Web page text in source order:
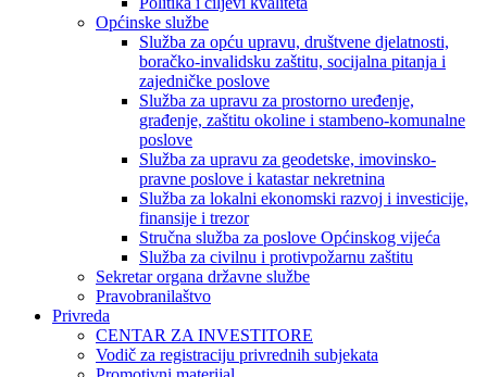
Općinske službe
Služba za opću upravu, društvene djelatnosti,
boračko-invalidsku zaštitu, socijalna pitanja i
zajedničke poslove
Služba za upravu za prostorno uređenje,
građenje, zaštitu okoline i stambeno-komunalne
poslove
Služba za upravu za geodetske, imovinsko-
pravne poslove i katastar nekretnina
Služba za lokalni ekonomski razvoj i investicije,
finansije i trezor
Stručna služba za poslove Općinskog vijeća
Služba za civilnu i protivpožarnu zaštitu
Sekretar organa državne službe
Pravobranilaštvo
Privreda
CENTAR ZA INVESTITORE
Vodič za registraciju privrednih subjekata